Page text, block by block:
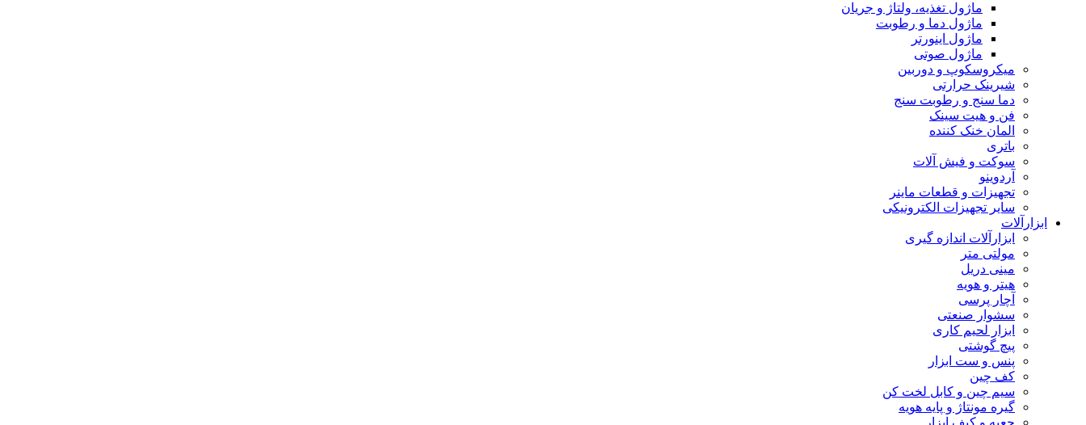
ماژول تغذیه، ولتاژ و جریان
ماژول دما و رطوبت
ماژول اینورتر
ماژول صوتی
میکروسکوپ و دوربین
شیرینک حرارتی
دما سنج و رطوبت سنج
فن و هیت سینک
المان خنک کننده
باتری
سوکت و فیش آلات
آردوینو
تجهیزات و قطعات ماینر
سایر تجهیزات الکترونیکی
ابزارآلات
ابزارآلات اندازه گیری
مولتی متر
مینی دریل
هیتر و هویه
آچار پرسی
سشوار صنعتی
ابزار لحیم کاری
پیچ گوشتی
پنس و ست ابزار
کف چین
سیم چین و کابل لخت کن
گیره مونتاژ و پایه هویه
جعبه و کیف ابزار